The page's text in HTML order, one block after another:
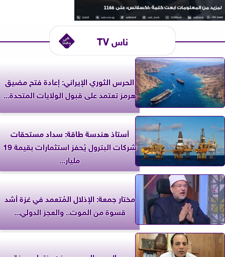
ناس TV
الحرس الثوري الإيراني: إعادة فتح مضيق
هرمز تعتمد على قبول الولايات المتحدة...
أستاذ هندسة طاقة: سداد مستحقات
شركات البترول يُحفز استثمارات بقيمة 19
مليار...
مختار جمعة: الإذلال المُتعمد في غزة أشد
قسوة من الموت.. والعجز الدولي...